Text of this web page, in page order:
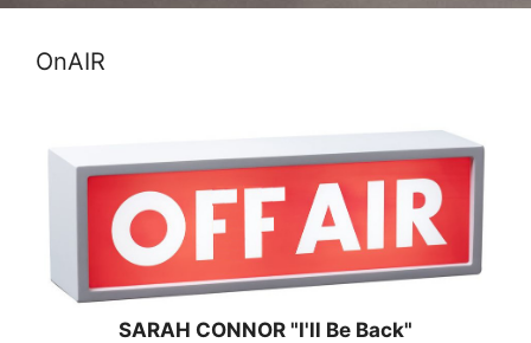
OnAIR
SARAH CONNOR "I'll Be Back"